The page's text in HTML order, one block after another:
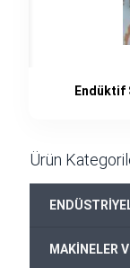
Endüktif
Ürün
MAKİNELER